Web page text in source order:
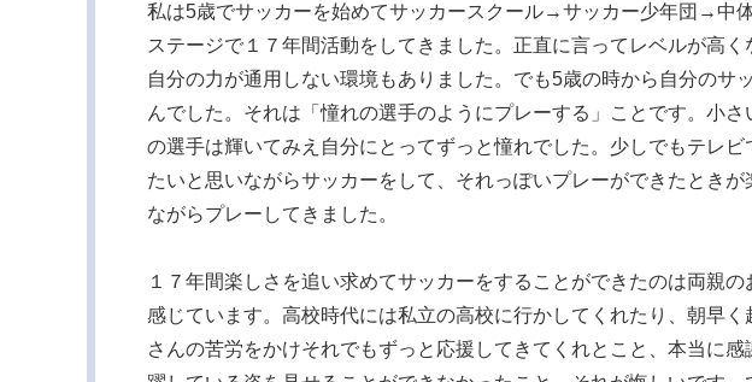
私は5歳でサッカーを始めてサッカースクール→サッカー少年団→
ステージで１７年間活動をしてきました。正直に言ってレベルが高く
自分の力が通用しない環境もありました。でも5歳の時から自分のサ
んでした。それは「憧れの選手のようにプレーする」ことです。小
の選手は輝いてみえ自分にとってずっと憧れでした。少しでもテレ
たいと思いながらサッカーをして、それっぽいプレーができたとき
ながらプレーしてきました。
１７年間楽しさを追い求めてサッカーをすることができたのは両親
感じています。高校時代には私立の高校に行かしてくれたり、朝早く
さんの苦労をかけそれでもずっと応援してきてくれとこと、本当に